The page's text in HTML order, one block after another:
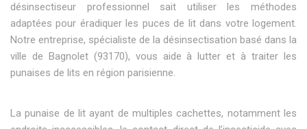
désinsectiseur professionnel sait utiliser les méthodes
adaptées pour éradiquer les puces de lit dans votre logement.
Notre entreprise, spécialiste de la désinsectisation basé dans la
ville de Bagnolet (93170), vous aide à lutter et à traiter les
punaises de lits en région parisienne.
La punaise de lit ayant de multiples cachettes, notamment les